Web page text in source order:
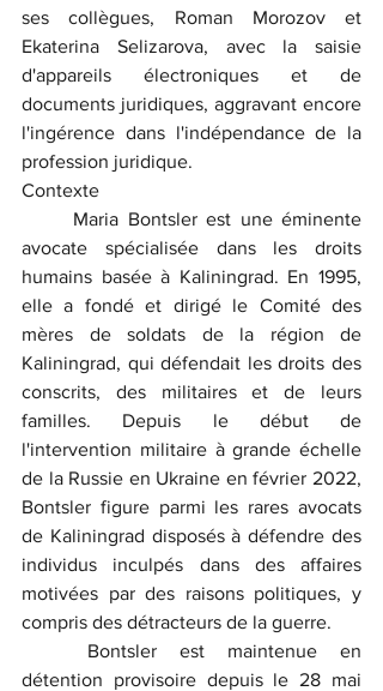
ses collègues, Roman Morozov et
Ekaterina Selizarova, avec la saisie
d'appareils électroniques et de
documents juridiques, aggravant encore
l'ingérence dans l'indépendance de la
profession juridique.
Contexte
avocate spécialisée dans les droits
humains basée à Kaliningrad. En 1995,
elle a fondé et dirigé le Comité des
mères de soldats de la région de
Kaliningrad, qui défendait les droits des
conscrits, des militaires et de leurs
familles. Depuis le début de
l'intervention militaire à grande échelle
de la Russie en Ukraine en février 2022,
Bontsler figure parmi les rares avocats
de Kaliningrad disposés à défendre des
individus inculpés dans des affaires
motivées par des raisons politiques, y
compris des détracteurs de la guerre.
détention provisoire depuis le 28 mai